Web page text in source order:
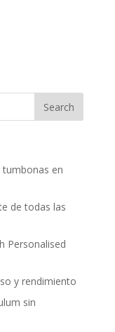
en
de todas las
Personalised
y rendimiento
sin